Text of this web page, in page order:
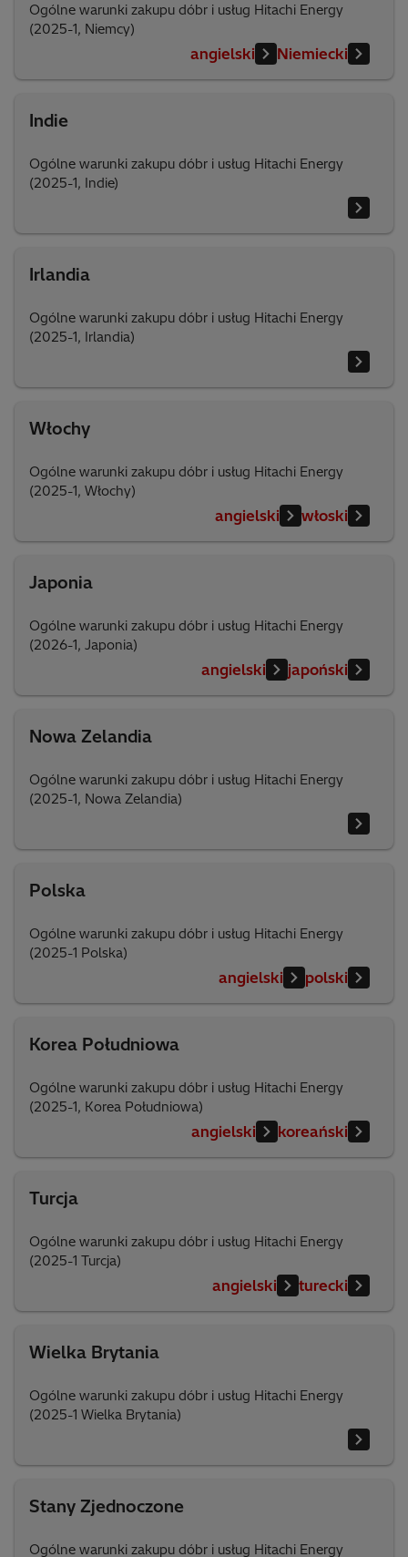
Ogólne warunki zakupu dóbr i usług Hitachi Energy
(2025-1, Niemcy)
angielski Niemiecki
Indie
Ogólne warunki zakupu dóbr i usług Hitachi Energy
(2025-1, Indie)
Irlandia
Ogólne warunki zakupu dóbr i usług Hitachi Energy
(2025-1, Irlandia)
Włochy
Ogólne warunki zakupu dóbr i usług Hitachi Energy
(2025-1, Włochy)
angielski włoski
Japonia
Ogólne warunki zakupu dóbr i usług Hitachi Energy
(2026-1, Japonia)
angielski japoński
Nowa Zelandia
Ogólne warunki zakupu dóbr i usług Hitachi Energy
(2025-1, Nowa Zelandia)
Polska
Ogólne warunki zakupu dóbr i usług Hitachi Energy
(2025-1 Polska)
angielski polski
Korea Południowa
Ogólne warunki zakupu dóbr i usług Hitachi Energy
(2025-1, Korea Południowa)
angielski koreański
Turcja
Ogólne warunki zakupu dóbr i usług Hitachi Energy
(2025-1 Turcja)
angielski turecki
Wielka Brytania
Ogólne warunki zakupu dóbr i usług Hitachi Energy
(2025-1 Wielka Brytania)
Stany Zjednoczone
Ogólne warunki zakupu dóbr i usług Hitachi Energy